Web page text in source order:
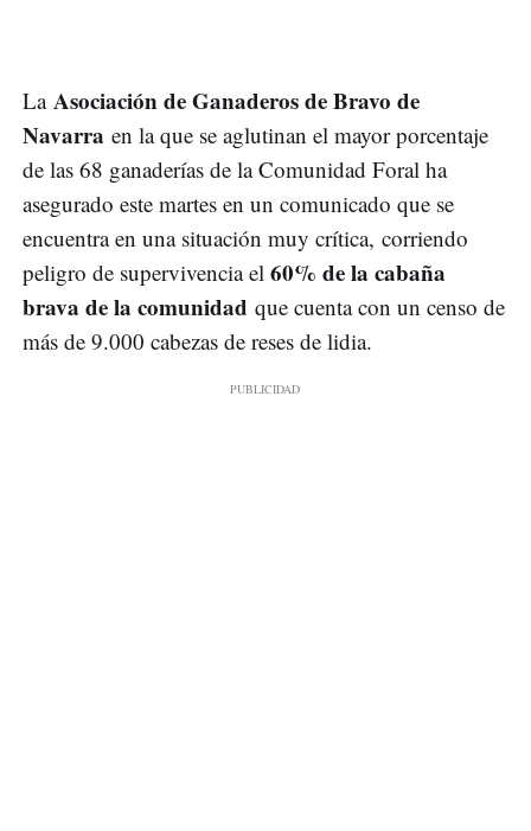
LaAsociación de Ganaderos de Bravo de
Navarra en la que se aglutinan el mayor porcentaje
de las 68 ganaderías de la Comunidad Foral ha
asegurado este martes en un comunicado que se
encuentra en una situación muy crítica, corriendo
peligro de supervivencia el 60% de la cabaña
brava de la comunidad que cuenta con un censo de
más de 9.000 cabezas de reses de lidia.